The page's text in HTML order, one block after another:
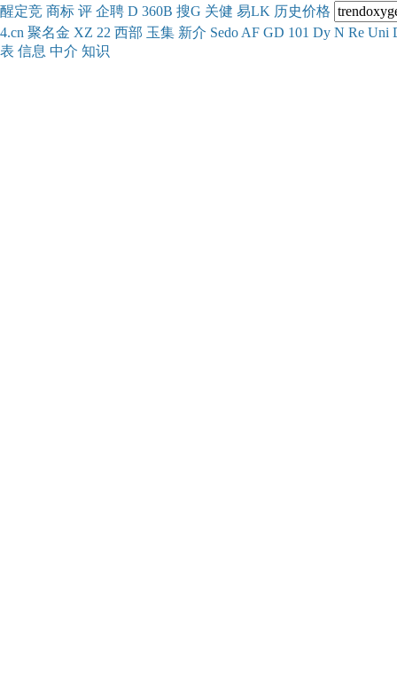
醒定竞 商标 评 企聘 D 360B 搜G 关健 易LK 历史价格
4.cn 聚名金 XZ 22 西部 玉集 新介 Sedo AF GD 101 Dy N Re Uni
表 信息 中介 知识